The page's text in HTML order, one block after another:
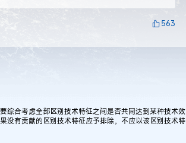
563
综合考虑全部区别技术特征之间是否共同达到某种技术效
没有贡献的区别技术特征应予排除，不应以该区别技术特